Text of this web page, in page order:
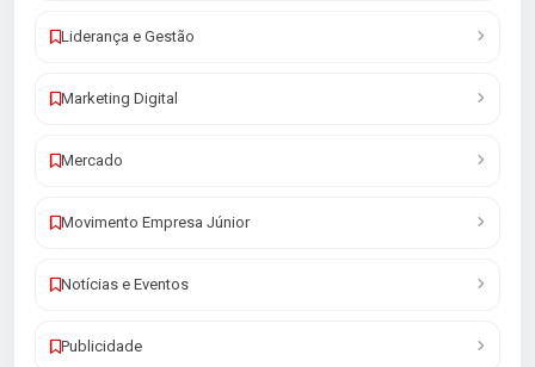
Liderança e Gestão
Marketing Digital
Mercado
Movimento Empresa Júnior
Notícias e Eventos
Publicidade